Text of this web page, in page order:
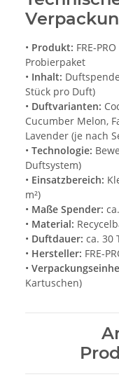
• Produkt: FRE-
Probierpaket
• Inhalt:
Stück pro Duft)
• Duftvarianten:
Cucumber Melon,
Lavender (je nach
• Technologie:
Duftsystem)
• Einsatzbereich:
m²)
• Maße Spender:
• Material:
• Duftdauer: ca. 30
• Hersteller: FRE-
•
Kartuschen)